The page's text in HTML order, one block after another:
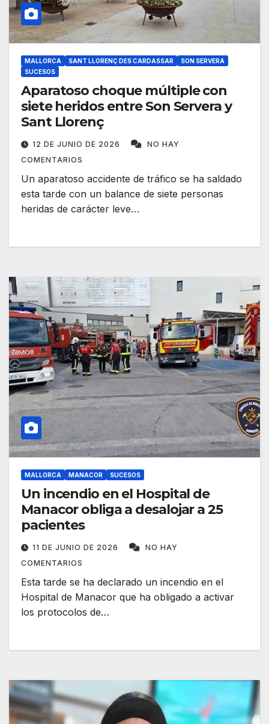
MALLORCA SANT LLORENÇ DES CARDASSAR
SON SERVERA
SUCESOS
Aparatoso choque múltiple con
siete heridos entre Son Servera y
Sant Llorenç
12 DE JUNIO DE 2026
NO HAY
COMENTARIOS
Un aparatoso accidente de tráfico se ha saldado
esta tarde con un balance de siete personas
heridas de carácter leve…
MALLORCA MANACOR SUCESOS
Un incendio en el Hospital de
Manacor obliga a desalojar a 25
pacientes
11 DE JUNIO DE 2026
NO HAY
COMENTARIOS
Esta tarde se ha declarado un incendio en el
Hospital de Manacor que ha obligado a activar
los protocolos de…